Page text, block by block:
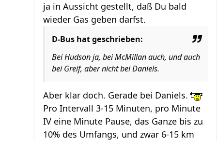
ja in Aussicht gestellt, daß Du bald
wieder Gas geben darfst.
D-Bus hat geschrieben:
Bei Hudson ja, bei McMillan auch, und auch
bei Greif, aber nicht bei Daniels.
Aber klar doch. Gerade bei Daniels.
Pro Intervall 3-15 Minuten, pro Minute
IV eine Minute Pause, das Ganze bis zu
10% des Umfangs, und zwar 6-15 km